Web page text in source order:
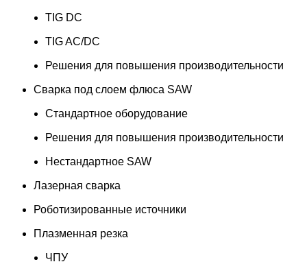
TIG DC
TIG AC/DC
Решения для повышения производительности
Сварка под слоем флюса SAW
Стандартное оборудование
Решения для повышения производительности
Нестандартное SAW
Лазерная сварка
Роботизированные источники
Плазменная резка
ЧПУ